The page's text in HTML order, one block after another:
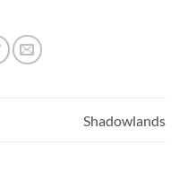
Shadowlands